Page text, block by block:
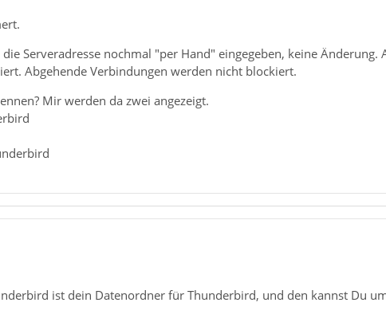
Serveradresse nochmal "per Hand" eingegeben, keine Änderung.
Abgehende Verbindungen werden nicht blockiert.
Mir werden da zwei angezeigt.
ist dein Datenordner für Thunderbird, und den kannst Du